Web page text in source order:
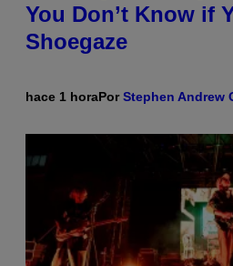
You Don’t Know if
Shoegaze
hace 1 horaPorStephen Andrew